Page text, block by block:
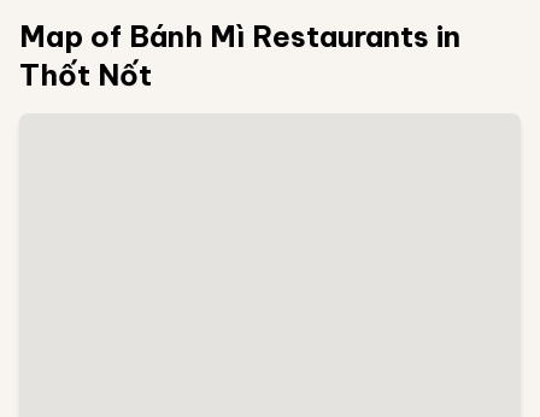
Map of Bánh Mì Restaurants in
Thốt Nốt